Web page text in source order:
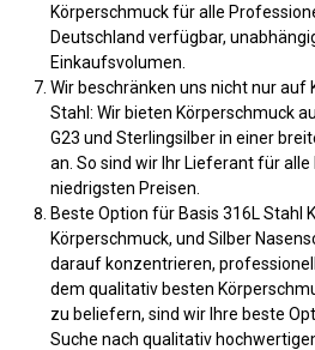
Körperschmuck für alle
Deutschland verfügbar,
Einkaufsvolumen.
Wir beschränken uns nicht nur auf
Stahl: Wir bieten Körperschmuck
G23 und Sterlingsilber in einer
an. So sind wir Ihr Lieferant für
niedrigsten Preisen.
Beste Option für Basis 316L Stahl
Körperschmuck, und Silber
darauf konzentrieren,
dem qualitativ besten
zu beliefern, sind wir Ihre beste
Suche nach qualitativ